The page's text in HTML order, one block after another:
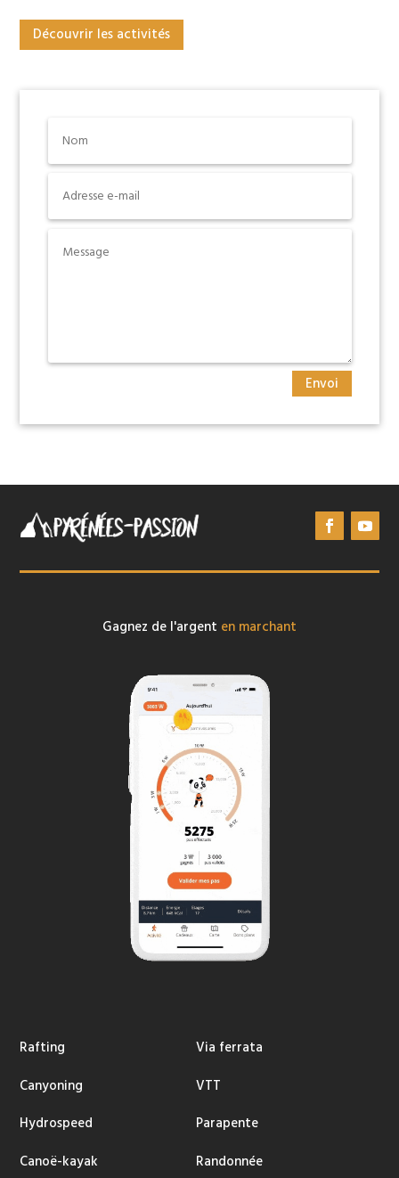
Découvrir les activités
Envoi
Gagnez de l'argent en marchant
Rafting
Canyoning
Hydrospeed
Canoë-kayak
Via ferrata
VTT
Parapente
Randonnée